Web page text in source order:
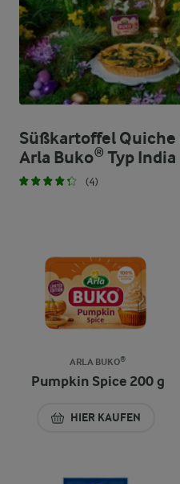
Süßkartoffel
Arla Buko® Typ India
(4)
ARLA BUKO®
Pumpkin Spice 200 g
HIER KAUFEN